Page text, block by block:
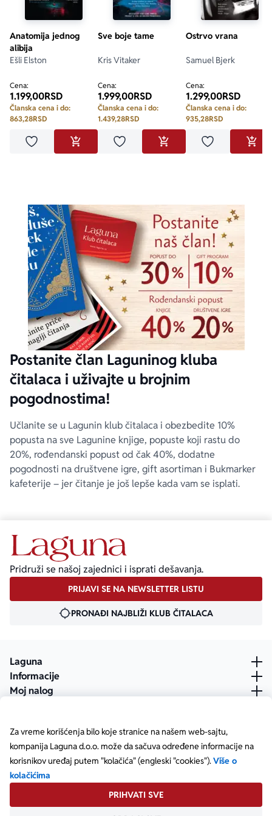
Za vreme korišćenja bilo koje stranice na našem web-sajtu,
kompanija Laguna d.o.o. može da sačuva određene informacije na
korisnikov uređaj putem "kolačića" (engleski "cookies").Više o
kolačićima
PRIHVATI SVE
Anatomija jednog
alibija
Ešli Elston
Cena:
1.199,00RSD
Članska cena i do:
863,28RSD
Dodaj u omiljeneDODAJ U KORPU
Sve boje tame
Kris Vitaker
Cena:
1.999,00RSD
Članska cena i do:
1.439,28RSD
Dodaj u omiljeneDODAJ U KORPU
Ostrvo vrana
Samuel Bjerk
Cena:
1.299,00RSD
Članska cena i do:
935,28RSD
Dodaj u
Postanite član Laguninog kluba
čitalaca i uživajte u brojnim
pogodnostima!
Učlanite se u Lagunin klub čitalaca i obezbedite 10%
popusta na sve Lagunine knjige, popuste koji rastu do
20%, rođendanski popust od čak 40%, dodatne
pogodnosti na društvene igre, gift asortiman i Bukmarker
kafeterije – jer čitanje je još lepše kada vam se isplati.
Pridruži se našoj zajednici i isprati dešavanja.
PRIJAVI SE NA NEWSLETTER LISTU
PRONAĐI NAJBLIŽI KLUB ČITALACA
Laguna
Informacije
Moj nalog